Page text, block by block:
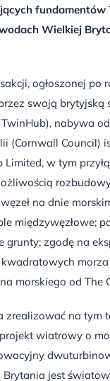
fundamentów
Wielkiej
ogłoszonej po
swoją brytyjską
nabywa
(Cornwall Council)
w tym
na dnie
międzywęzłowe;
grunty; zgodę na
morskiego od The
zrealizować na tym
wiatrowy o
Brytania jest